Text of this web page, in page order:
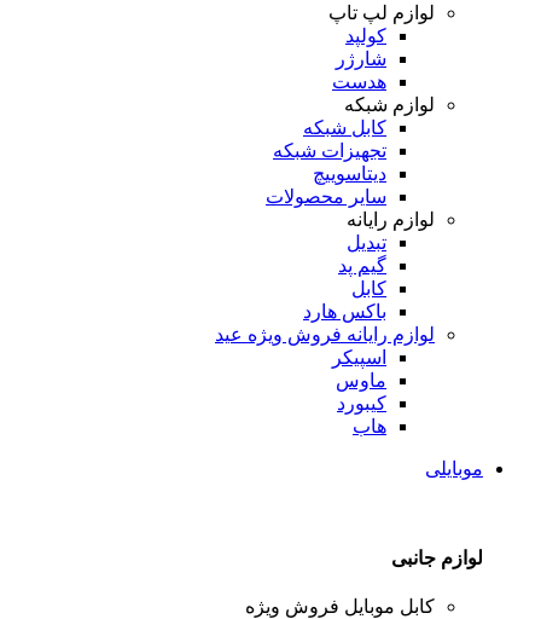
لوازم لپ تاپ
کولپد
شارژر
هدست
لوازم شبکه
کابل شبکه
تجهیزات شبکه
دیتاسوییچ
سایر محصولات
لوازم رایانه
تبدیل
گیم پد
کابل
باکس هارد
لوازم رایانه فروش ویژه عید
اسپیکر
ماوس
کیبورد
هاب
موبایلی
لوازم جانبی
کابل موبایل فروش ویژه